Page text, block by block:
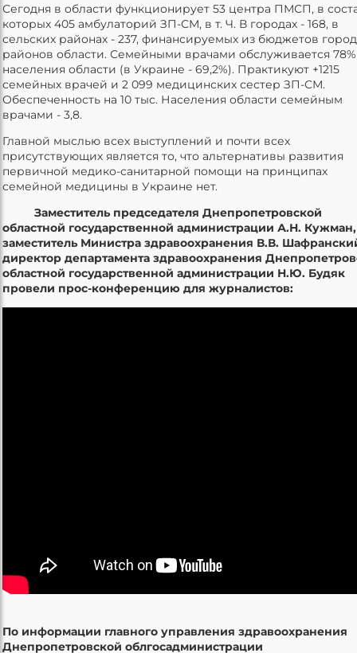
Сегодня в области функционирует 53 центра ПМСП, в
которых 405 амбулаторий ЗП-СМ, в т. Ч. В городах - 168, в
сельских районах - 237, финансируемых из бюджетов
районов области. Семейными врачами обслуживается 78%
населения области (в Украине - 69,2%). Практикуют +1215
семейных врачей и 2 099 медицинских сестер ЗП-СМ.
Обеспеченность на 10 тыс. Населения области семейным
врачами - 3,8.
Главной мыслью всех выступлений и почти всех
присутствующих является то, что альтернативы развития
первичной медико-санитарной помощи на принципах
семейной медицины в Украине нет.
Заместитель председателя Днепропетровской
областной государственной администрации А.Н. Кужман,
заместитель Министра здравоохранения В.В.
директор департамента здравоохранения
областной государственной администрации Н.Ю. Будяк
провели прос-конференцию для журналистов:
По информации главного управления здравоохранения
Днепропетровской облгосадминистрации